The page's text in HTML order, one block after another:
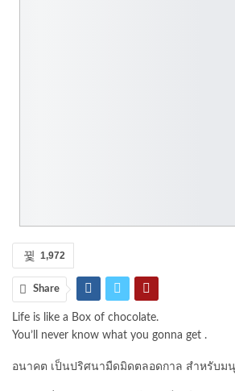
1,972
Share
Life is like a Box of chocolate.
You’ll never know what you gonna get .
อนาคต เป็นปริศนามืดมิดตลอดกาล สำหรับม